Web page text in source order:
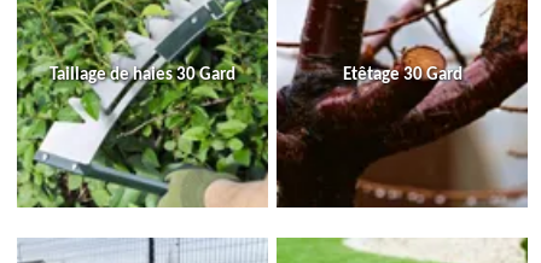
Taillage de haies 30 Gard Etêtage 30 Gard